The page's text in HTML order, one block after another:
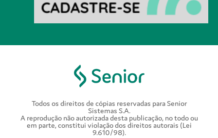
Todos os direitos de cópias reservadas para Senior
Sistemas S.A.
A reprodução não autorizada desta publicação, no todo ou
em parte, constitui violação dos direitos autorais (Lei
9.610/98).